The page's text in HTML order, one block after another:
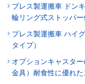
プレス製運搬車 ドン
輪リング式ストッパー
プレス製運搬車 ハイ
タイプ）
オプションキャスタ
金具）耐食性に優れ